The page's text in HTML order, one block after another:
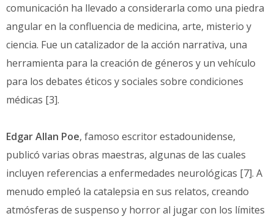
comunicación ha llevado a considerarla como una piedra
angular en la confluencia de medicina, arte, misterio y
ciencia. Fue un catalizador de la acción narrativa, una
herramienta para la creación de géneros y un vehículo
para los debates éticos y sociales sobre condiciones
médicas [3].
Edgar Allan Poe, famoso escritor estadounidense,
publicó varias obras maestras, algunas de las cuales
incluyen referencias a enfermedades neurológicas [7]. A
menudo empleó la catalepsia en sus relatos, creando
atmósferas de suspenso y horror al jugar con los límites